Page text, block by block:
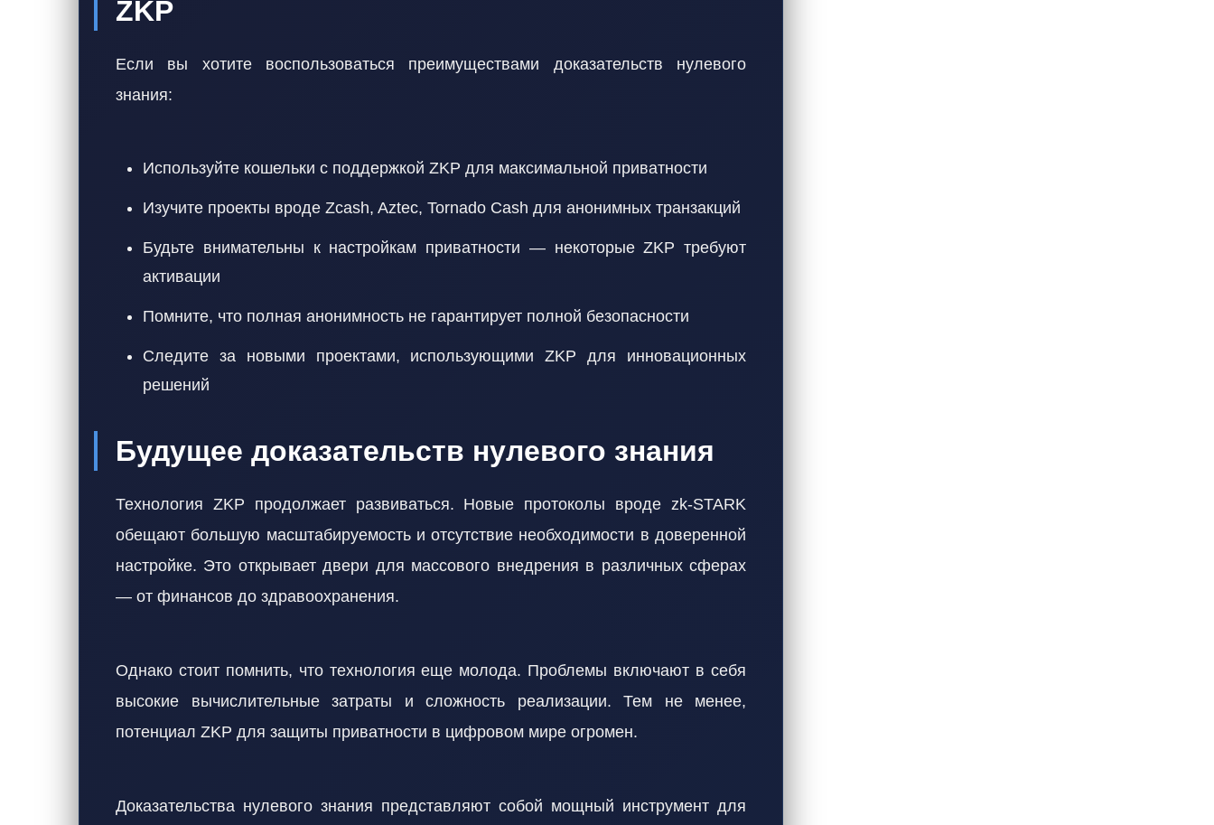
ZKP
Если вы хотите воспользоваться преимуществами доказательств нулевого
знания:
Используйте кошельки с поддержкой ZKP для максимальной приватности
Изучите проекты вроде Zcash, Aztec, Tornado Cash для анонимных транзакций
Будьте внимательны к настройкам приватности — некоторые ZKP требуют
активации
Помните, что полная анонимность не гарантирует полной безопасности
Следите за новыми проектами, использующими ZKP для инновационных
решений
Будущее доказательств нулевого знания
Технология ZKP продолжает развиваться. Новые протоколы вроде zk-STARK
обещают большую масштабируемость и отсутствие необходимости в доверенной
настройке. Это открывает двери для массового внедрения в различных сферах
— от финансов до здравоохранения.
Однако стоит помнить, что технология еще молода. Проблемы включают в себя
высокие вычислительные затраты и сложность реализации. Тем не менее,
потенциал ZKP для защиты приватности в цифровом мире огромен.
Доказательства нулевого знания представляют собой мощный инструмент для